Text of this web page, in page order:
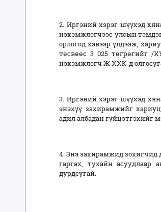
2. Иргэний хэрэг шүүхэд
нэхэмжлэгчээс улсын
орлогод хэвээр үлдээж,
төсвөөс 3 025 төгрөгийг /
нэхэмжлэгч Ж ХХК-д
3. Иргэний хэрэг шүүхэд
энэхүү захирамжийг
адил албадан гүйцэтгэхийг
4. Энэ захирамжид зохигчид
гаргах, тухайн асуудлаар
дурдсугай.